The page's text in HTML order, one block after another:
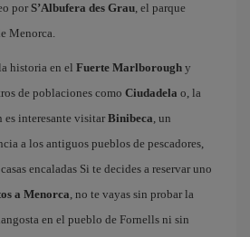
por S’Albufera des Grau, el parque
Menorca.
historia en el Fuerte Marlborough y
de poblaciones como Ciudadela o, la
es interesante visitar Binibeca, un
a los antiguos pueblos de pescadores,
encaladas Si te decides a reservar uno
a Menorca, no te vayas sin probar la
en el pueblo de Fornells ni sin